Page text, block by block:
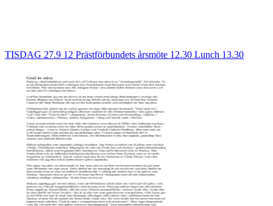
TISDAG 27.9 12 Prästförbundets årsmöte 12.30 Lunch 13.30